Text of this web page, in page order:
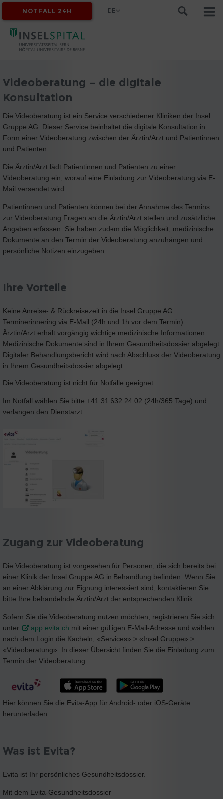
MYINSEL
NOTFALL 24H DE
Videoberatung – die digitale
Konsultation
Die Videoberatung ist ein Service verschiedener Kliniken der Insel
Gruppe AG. Dieser Service beinhaltet die digitale Konsultation in
Form einer Videoberatung zwischen der Ärztin/Arzt und Patientinnen
und Patienten.
Die Ärztin/Arzt lädt Patientinnen und Patienten zu einer
Videoberatung ein, worauf eine Einladung zur Videoberatung via E-
Mail versendet wird.
Patientinnen und Patienten können bei der Annahme des Termins
zur Videoberatung Fragen an die Ärztin/Arzt stellen und zusätzliche
Angaben erfassen. Sie haben zudem die Möglichkeit, medizinische
Dokumente an den Termin der Videoberatung anzuhängen und
persönliche Notizen einzugeben.
Ihre Vorteile
Keine Anreise- & Rückreisezeit in die Insel Gruppe AG
Terminerinnering via E-Mail (24h und 1h vor dem Termin)
Ärztin/Arzt erhält vorgängig wichtige medizinische Informationen
Medizinische Dokumente sind in Ihrem Gesundheitsdossier abgelegt
Digitaler Behandlungsbericht wird nach Abschluss der Videoberatung
in Ihrem Gesundheitsdossier abgelegt
Die Videoberatung ist nicht für Notfälle geeignet.
Im Notfall wählen Sie bitte +41 31 632 24 02 (24h/365 Tage) und
verlangen den Dienstarzt.
Zugang zur Videoberatung
Die Videoberatung ist vorgesehen für Personen, die sich bereits bei
einer Klinik der Insel Gruppe AG in Behandlung befinden. Wenn Sie
an einer Abklärung zur Eignung interessiert sind, kontaktieren Sie
bitte Ihre behandelnde Ärztin/Arzt der entsprechenden Klinik.
Sofern Sie die Videoberatung nutzen möchten, registrieren Sie sich
unter
app.evita.ch mit einer gültigen E-Mail-Adresse und wählen
nach dem Login die Kacheln, «Services» > «Insel Gruppe» >
«Videoberatung». In dieser Übersicht finden Sie die Einladung zum
Termin der Videoberatung.
Hier können Sie die Evita-App für Android- oder iOS-Geräte
herunterladen.
Was ist Evita?
Evita ist Ihr persönliches Gesundheitsdossier.
Mit dem Evita-Gesundheitsdossier